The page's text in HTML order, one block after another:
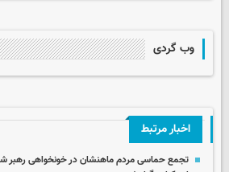
وب گردی
اخبار مرتبط
تجمع حماسی مردم ماهنشان در خونخواهی رهبر